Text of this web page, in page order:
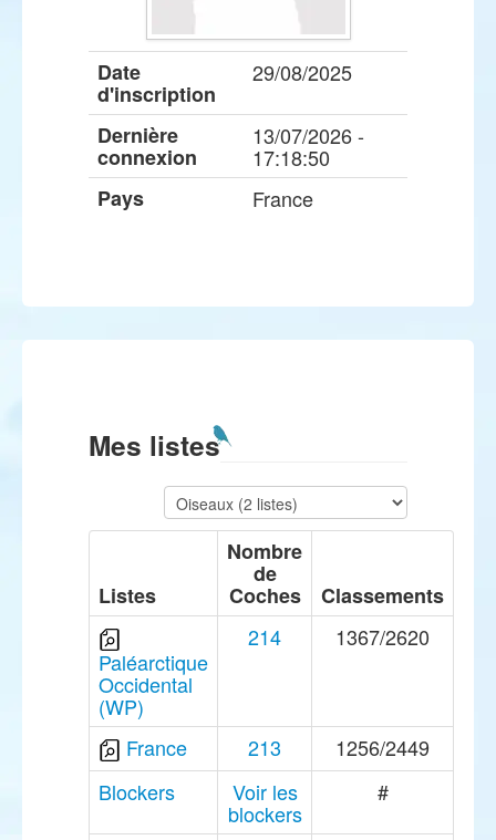
Date
d'inscription
29/08/2025
Dernière
connexion
13/07/2026 -
17:18:50
Pays
France
Mes listes
Listes
Nombre
de
Coches Classements
Paléarctique
Occidental
(WP)
214 1367/2620
France 213
1256/2449
Blockers
Voir les
blockers
#